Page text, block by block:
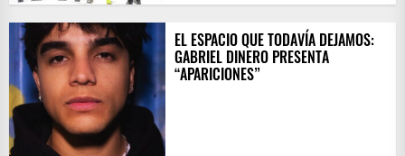
EL ESPACIO QUE TODAVÍA DEJAMOS:
GABRIEL DINERO PRESENTA
“APARICIONES”